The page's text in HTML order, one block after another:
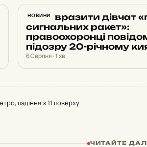
НОВИНИ
Хотів вразити дівчат
сигнальних ракет»:
правоохоронці
підозру 20-річному
6 Серпня · 1 хв
падіння з 11 поверху
ЧИТАЙТЕ